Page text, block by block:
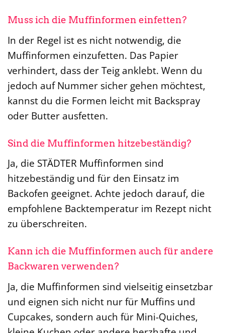
Muss ich die Muffinformen einfetten?
In der Regel ist es nicht notwendig, die
Muffinformen einzufetten. Das Papier
verhindert, dass der Teig anklebt. Wenn du
jedoch auf Nummer sicher gehen möchtest,
kannst du die Formen leicht mit Backspray
oder Butter ausfetten.
Sind die Muffinformen hitzebeständig?
Ja, die STÄDTER Muffinformen sind
hitzebeständig und für den Einsatz im
Backofen geeignet. Achte jedoch darauf, die
empfohlene Backtemperatur im Rezept nicht
zu überschreiten.
Kann ich die Muffinformen auch für andere
Backwaren verwenden?
Ja, die Muffinformen sind vielseitig einsetzbar
und eignen sich nicht nur für Muffins und
Cupcakes, sondern auch für Mini-Quiches,